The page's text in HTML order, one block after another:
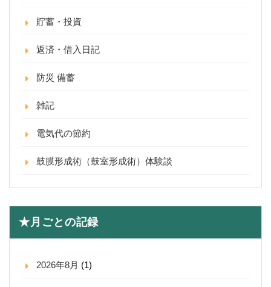
貯蓄・投資
返済・借入日記
防災 備蓄
雑記
電気代の節約
鼓膜形成術（鼓室形成術）体験談
★月ごとの記録
2026年8月 (1)